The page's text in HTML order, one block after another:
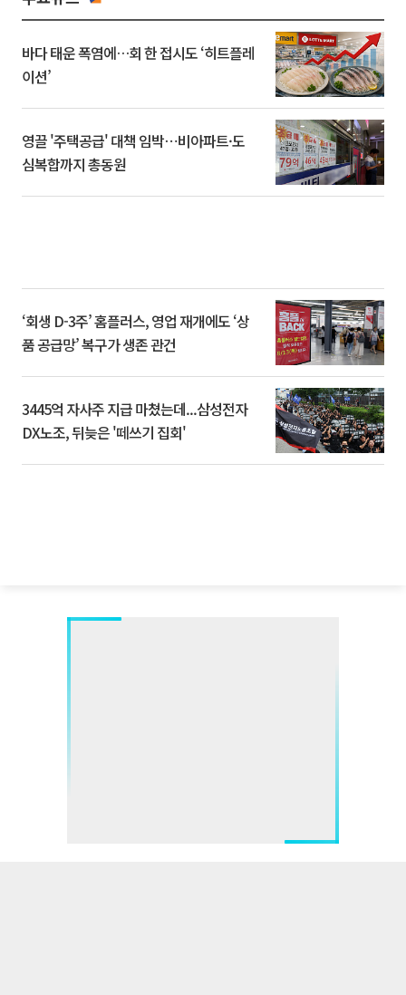
바다 태운 폭염에…회 한 접시도 ‘히트플레
이션’
영끌 '주택공급' 대책 임박⋯비아파트·도
심복합까지 총동원
‘회생 D-3주’ 홈플러스, 영업 재개에도 ‘상
품 공급망’ 복구가 생존 관건
3445억 자사주 지급 마쳤는데...삼성전자
DX노조, 뒤늦은 '떼쓰기 집회'